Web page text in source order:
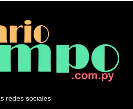
redes sociales